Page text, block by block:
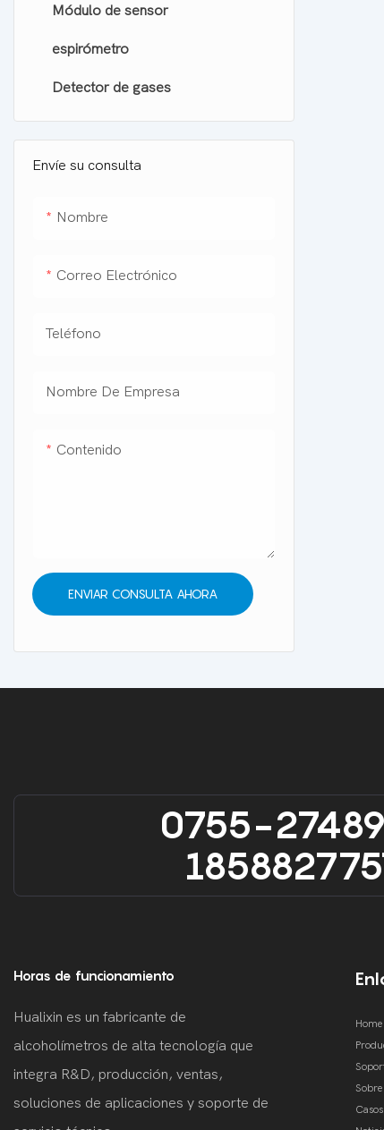
Módulo de sensor
espirómetro
Detector de gases
Envíe su consulta
Nombre
Correo Electrónico
Teléfono
Nombre De Empresa
Contenido
ENVIAR CONSULTA AHORA
0755-
Horas de funcionamiento
Hualixin es un fabricante de
alcoholímetros de alta tecnología que
integra R&D, producción, ventas,
soluciones de aplicaciones y soporte de
Home
Casos